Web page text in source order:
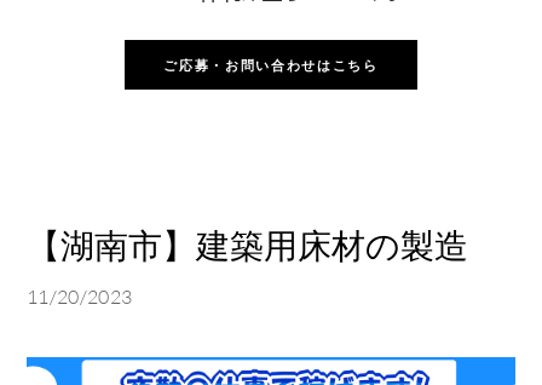
ご応募・お問い合わせはこちら
【湖南市】建築用床材の製造
11/20/2023